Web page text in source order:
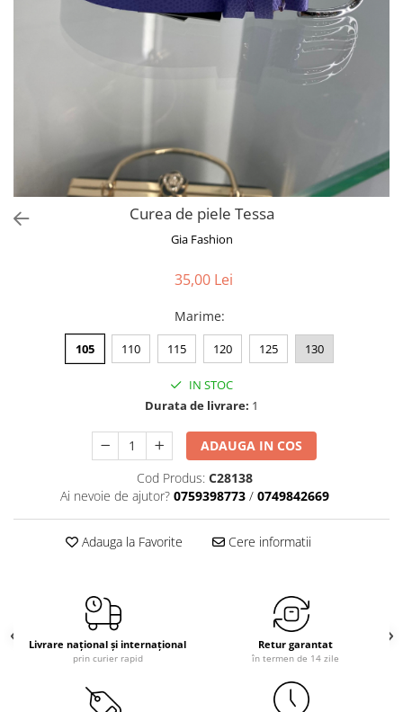
Traditional
Curea de piele Tessa
Gia Fashion
35,00 Lei
Marime:
105 110 115 120 125 130
IN STOC
Durata de livrare: 1
ADAUGA IN COS
Cod Produs: C28138
Ai nevoie de ajutor? 0759398773 / 0749842669
Adauga la Favorite Cere informatii
Livrare național și internațional
prin curier rapid
Retur garantat
în termen de 14 zile